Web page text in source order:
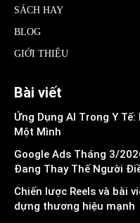
SÁCH HAY
BLOG
GIỚI THIỆU
Bài viết
Ứng Dụng AI Trong Y
Một Mình
Google Ads Tháng 3/
Đang Thay Thế Người
Chiến lược Reels và bài
dựng thương hiệu mạnh